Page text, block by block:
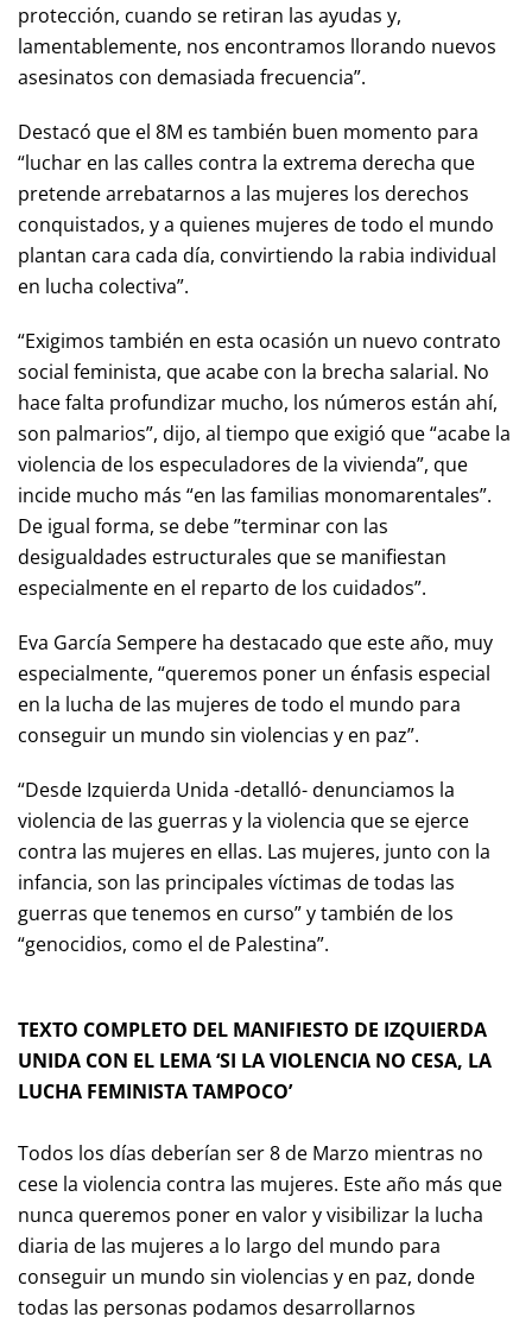
protección, cuando se retiran las ayudas y,
lamentablemente, nos encontramos llorando nuevos
asesinatos con demasiada frecuencia”.
Destacó que el 8M es también buen momento para
“luchar en las calles contra la extrema derecha que
pretende arrebatarnos a las mujeres los derechos
conquistados, y a quienes mujeres de todo el mundo
plantan cara cada día, convirtiendo la rabia individual
en lucha colectiva”.
“Exigimos también en esta ocasión un nuevo contrato
social feminista, que acabe con la brecha salarial. No
hace falta profundizar mucho, los números están ahí,
son palmarios”, dijo, al tiempo que exigió que “acabe la
violencia de los especuladores de la vivienda”, que
incide mucho más “en las familias monomarentales”.
De igual forma, se debe ”terminar con las
desigualdades estructurales que se manifiestan
especialmente en el reparto de los cuidados”.
Eva García Sempere ha destacado que este año, muy
especialmente, “queremos poner un énfasis especial
en la lucha de las mujeres de todo el mundo para
conseguir un mundo sin violencias y en paz”.
“Desde Izquierda Unida -detalló- denunciamos la
violencia de las guerras y la violencia que se ejerce
contra las mujeres en ellas. Las mujeres, junto con la
infancia, son las principales víctimas de todas las
guerras que tenemos en curso” y también de los
“genocidios, como el de Palestina”.
TEXTO COMPLETO DEL MANIFIESTO DE IZQUIERDA
UNIDA CON EL LEMA ‘SI LA VIOLENCIA NO CESA, LA
LUCHA FEMINISTA TAMPOCO’
Todos los días deberían ser 8 de Marzo mientras no
cese la violencia contra las mujeres. Este año más que
nunca queremos poner en valor y visibilizar la lucha
diaria de las mujeres a lo largo del mundo para
conseguir un mundo sin violencias y en paz, donde
todas las personas podamos desarrollarnos